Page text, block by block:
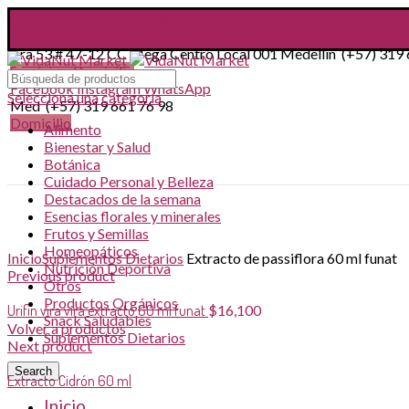
Cra 53 # 47-12 CC Mega Centro Local 001 Medellín (+57) 319
Servicio a Domicilio
FacebookInstagramWhatsApp
Med (+57) 319 661 76 98
Domicilio
Selecciona una categoría
Alimento
Bienestar y Salud
Botánica
Cuidado Personal y Belleza
Destacados de la semana
Esencias florales y minerales
Frutos y Semillas
Homeopáticos
Nutrición Deportiva
Otros
Productos Orgánicos
Snack Saludables
Suplementos Dietarios
Search
Click to enlarge
InicioSuplementos Dietarios Extracto de passiflora 60 ml funat
Previous product
Urifin vira vira extracto 60 ml funat $16,100
Volver a productos
Next product
Extracto Cidrón 60 ml